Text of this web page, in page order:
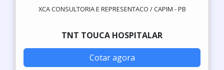
XCA CONSULTORIA E REPRESENTACO / CAPIM - PB
TNT TOUCA HOSPITALAR
Cotar agora